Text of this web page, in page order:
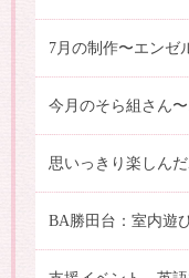
7月の制作〜エン
今月のそら組さん
BA勝田台：室内遊